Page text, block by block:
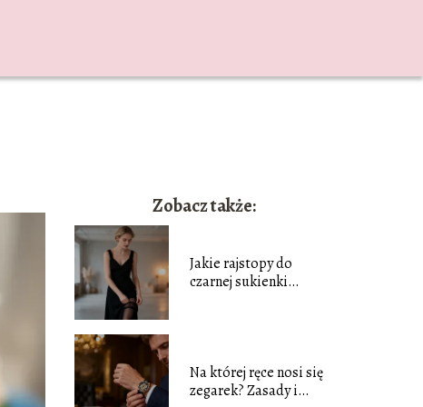
Zobacz także:
Jakie rajstopy do
czarnej sukienki
Na której ręce nosi się
zegarek? Zasady i